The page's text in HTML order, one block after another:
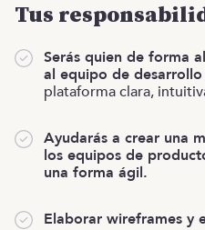
Tus
Serás quien de forma
al equipo de desarrollo
plataforma clara,
Ayudarás a crear una
los equipos de
una forma ágil.
Elaborar wireframes y